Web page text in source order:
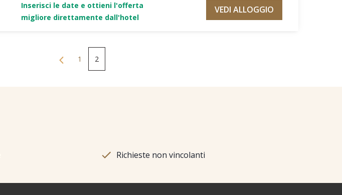
Inserisci le date e ottieni l'offerta
migliore direttamente dall'hotel
VEDI ALLOGGIO
1 2
Richieste non vincolanti